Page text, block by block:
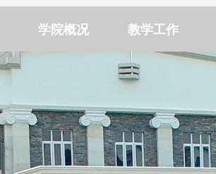
学院概况 教学工作